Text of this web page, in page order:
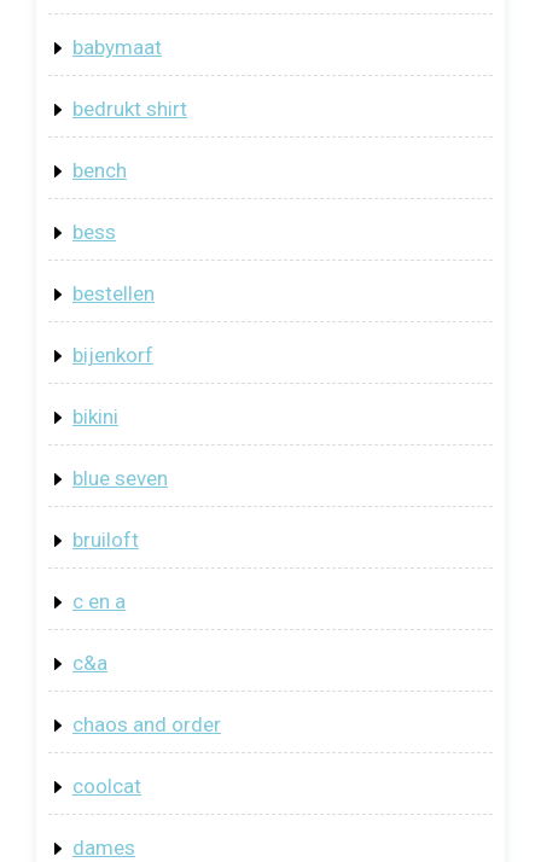
babymaat
bedrukt shirt
bench
bess
bestellen
bijenkorf
bikini
blue seven
bruiloft
c en a
c&a
chaos and order
coolcat
dames